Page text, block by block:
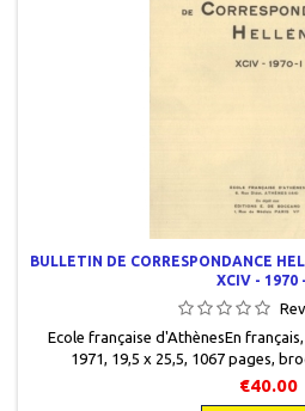
BULLETIN DE CORRESPONDANCE
XCIV - 1970
Ecole française d'AthènesEn
1971, 19,5 x 25,5, 1067 pages,
Couvertures défraîchies. Tomes I ,en
volumes
€40.00